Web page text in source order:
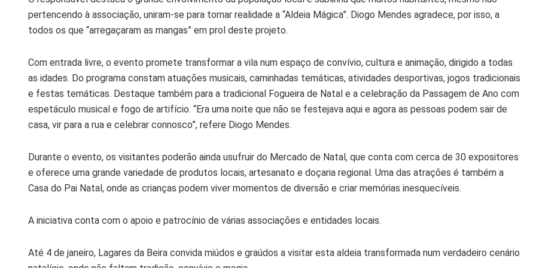
pertencendo à associação, uniram-se para tornar realidade a “Aldeia Mágica”. Diogo Mendes agradece, por isso, a
todos os que “arregaçaram as mangas” em prol deste projeto.
Com entrada livre, o evento promete transformar a vila num espaço de convívio, cultura e animação, dirigido a todas
as idades. Do programa constam atuações musicais, caminhadas temáticas, atividades desportivas, jogos tradicionais
e festas temáticas. Destaque também para a tradicional Fogueira de Natal e a celebração da Passagem de Ano com
espetáculo musical e fogo de artifício. “Era uma noite que não se festejava aqui e agora as pessoas podem sair de
casa, vir para a rua e celebrar connosco”, refere Diogo Mendes.
Durante o evento, os visitantes poderão ainda usufruir do Mercado de Natal, que conta com cerca de 30 expositores
e oferece uma grande variedade de produtos locais, artesanato e doçaria regional. Uma das atrações é também a
Casa do Pai Natal, onde as crianças podem viver momentos de diversão e criar memórias inesquecíveis.
A iniciativa conta com o apoio e patrocínio de várias associações e entidades locais.
Até 4 de janeiro, Lagares da Beira convida miúdos e graúdos a visitar esta aldeia transformada num verdadeiro cenário